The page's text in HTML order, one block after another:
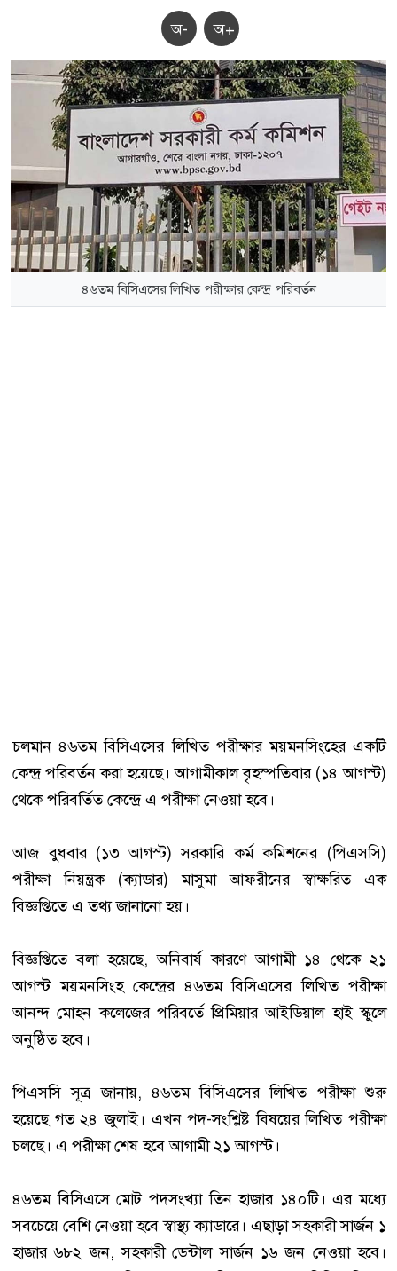
অ- অ+
৪৬তম বিসিএসের লিখিত পরীক্ষার কেন্দ্র পরিবর্তন
চলমান ৪৬তম বিসিএসের লিখিত পরীক্ষার ময়মনসিংহের একটি
কেন্দ্র পরিবর্তন করা হয়েছে। আগামীকাল বৃহস্পতিবার (১৪ আগস্ট)
থেকে পরিবর্তিত কেন্দ্রে এ পরীক্ষা নেওয়া হবে।
আজ বুধবার (১৩ আগস্ট) সরকারি কর্ম কমিশনের (পিএসসি)
পরীক্ষা নিয়ন্ত্রক (ক্যাডার) মাসুমা আফরীনের স্বাক্ষরিত এক
বিজ্ঞপ্তিতে এ তথ্য জানানো হয়।
বিজ্ঞপ্তিতে বলা হয়েছে, অনিবার্য কারণে আগামী ১৪ থেকে ২১
আগস্ট ময়মনসিংহ কেন্দ্রের ৪৬তম বিসিএসের লিখিত পরীক্ষা
আনন্দ মোহন কলেজের পরিবর্তে প্রিমিয়ার আইডিয়াল হাই স্কুলে
অনুষ্ঠিত হবে।
পিএসসি সূত্র জানায়, ৪৬তম বিসিএসের লিখিত পরীক্ষা শুরু
হয়েছে গত ২৪ জুলাই। এখন পদ-সংশ্লিষ্ট বিষয়ের লিখিত পরীক্ষা
চলছে। এ পরীক্ষা শেষ হবে আগামী ২১ আগস্ট।
৪৬তম বিসিএসে মোট পদসংখ্যা তিন হাজার ১৪০টি। এর মধ্যে
সবচেয়ে বেশি নেওয়া হবে স্বাস্থ্য ক্যাডারে। এছাড়া সহকারী সার্জন ১
হাজার ৬৮২ জন, সহকারী ডেন্টাল সার্জন ১৬ জন নেওয়া হবে।